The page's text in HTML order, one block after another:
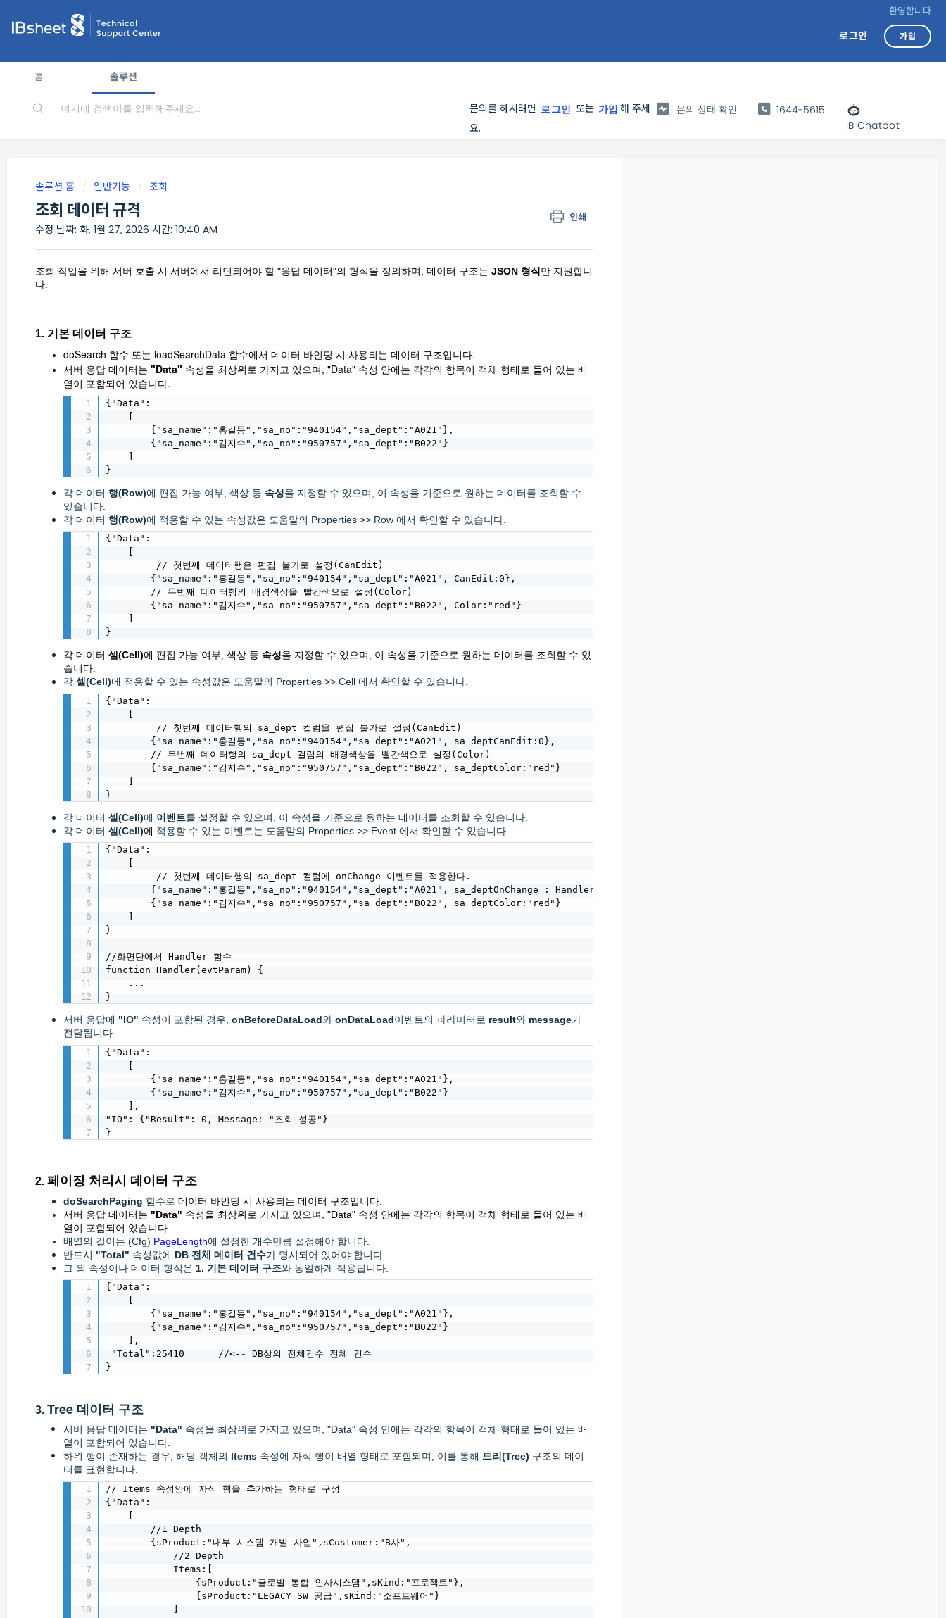
환영합니다
로그인 가입
홈 솔루션
문의를 하시려면 로그인 또는 가입 해 주세
요.
문의 상태 확인
1644-5615
IB Chatbot
솔루션 홈 일반기능 조회
조회 데이터 규격 인쇄
수정 날짜: 화, 1월 27, 2026 시간: 10:40 AM
조회 작업을 위해 서버 호출 시 서버에서 리턴되어야 할 "응답 데이터"의 형식을 정의하며, 데이터 구조는 JSON 형식만 지원합니
다.
1. 기본 데이터 구조
doSearch 함수 또는 loadSearchData 함수에서 데이터 바인딩 시 사용되는 데이터 구조입니다.
서버 응답 데이터는 "Data" 속성을 최상위로 가지고 있으며, "Data" 속성 안에는 각각의 항목이 객체 형태로 들어 있는 배
열이 포함되어 있습니다.
{"Data":
        {"sa_name":"홍길동","sa_no":"940154","sa_dept":"A021"},
        {"sa_name":"김지수","sa_no":"950757","sa_dept":"B022"}
}
각 데이터 행(Row)에 편집 가능 여부, 색상 등 속성을 지정할 수 있으며, 이 속성을 기준으로 원하는 데이터를 조회할 수
있습니다.
각 데이터 행(Row)에 적용할 수 있는 속성값은 도움말의 Properties >> Row 에서 확인할 수 있습니다.
{"Data":
         // 첫번째 데이터행은 편집 불가로 설정(CanEdit)
        {"sa_name":"홍길동","sa_no":"940154","sa_dept":"A021", CanEdit:0},
        // 두번째 데이터행의 배경색상을 빨간색으로 설정(Color)
        {"sa_name":"김지수","sa_no":"950757","sa_dept":"B022", Color:"red"}
}
각 데이터 셀(Cell)에 편집 가능 여부, 색상 등 속성을 지정할 수 있으며, 이 속성을 기준으로 원하는 데이터를 조회할 수 있
습니다.
각 셀(Cell)에 적용할 수 있는 속성값은 도움말의 Properties >> Cell 에서 확인할 수 있습니다.
{"Data":
         // 첫번째 데이터행의 sa_dept 컬럼을 편집 불가로 설정(CanEdit)
        {"sa_name":"홍길동","sa_no":"940154","sa_dept":"A021", sa_deptCanEdit:0},
        // 두번째 데이터행의 sa_dept 컬럼의 배경색상을 빨간색으로 설정(Color)
        {"sa_name":"김지수","sa_no":"950757","sa_dept":"B022", sa_deptColor:"red"}
}
각 데이터 셀(Cell)에 이벤트를 설정할 수 있으며, 이 속성을 기준으로 원하는 데이터를 조회할 수 있습니다.
각 데이터 셀(Cell)에 적용할 수 있는 이벤트는 도움말의 Properties >> Event 에서 확인할 수 있습니다.
{"Data":
         // 첫번째 데이터행의 sa_dept 컬럼에 onChange 이벤트를 적용한다.
        {"sa_name":"홍길동","sa_no":"940154","sa_dept":"A021", sa_deptOnChange : Handler},
        {"sa_name":"김지수","sa_no":"950757","sa_dept":"B022", sa_deptColor:"red"}
}
//화면단에서 Handler 함수
function Handler(evtParam) {
    ...
}
서버 응답에 "IO" 속성이 포함된 경우, onBeforeDataLoad와 onDataLoad이벤트의 파라미터로 result와 message가
전달됩니다.
{"Data":
        {"sa_name":"홍길동","sa_no":"940154","sa_dept":"A021"},
        {"sa_name":"김지수","sa_no":"950757","sa_dept":"B022"}
    ],
"IO": {"Result": 0, Message: "조회 성공"}
}
2. 페이징 처리시 데이터 구조
doSearchPaging 함수로 데이터 바인딩 시 사용되는 데이터 구조입니다.
서버 응답 데이터는 "Data" 속성을 최상위로 가지고 있으며, "Data" 속성 안에는 각각의 항목이 객체 형태로 들어 있는 배
열이 포함되어 있습니다.
배열의 길이는 (Cfg) PageLength에 설정한 개수만큼 설정해야 합니다.
반드시 "Total" 속성값에 DB 전체 데이터 건수가 명시되어 있어야 합니다.
그 외 속성이나 데이터 형식은 1. 기본 데이터 구조와 동일하게 적용됩니다.
{"Data":
        {"sa_name":"홍길동","sa_no":"940154","sa_dept":"A021"},
        {"sa_name":"김지수","sa_no":"950757","sa_dept":"B022"}
    ],
"Total":25410      //<-- DB상의 전체건수 전체 건수
}
3. Tree 데이터 구조
서버 응답 데이터는 "Data" 속성을 최상위로 가지고 있으며, "Data" 속성 안에는 각각의 항목이 객체 형태로 들어 있는 배
열이 포함되어 있습니다.
하위 행이 존재하는 경우, 해당 객체의 Items 속성에 자식 행이 배열 형태로 포함되며, 이를 통해 트리(Tree) 구조의 데이
터를 표현합니다.
// Items 속성안에 자식 행을 추가하는 형태로 구성
{"Data":
        //1 Depth
        {sProduct:"내부 시스템 개발 사업",sCustomer:"B사",
            //2 Depth
            Items:[
                {sProduct:"글로벌 통합 인사시스템",sKind:"프로젝트"},
                {sProduct:"LEGACY SW 공급",sKind:"소프트웨어"}